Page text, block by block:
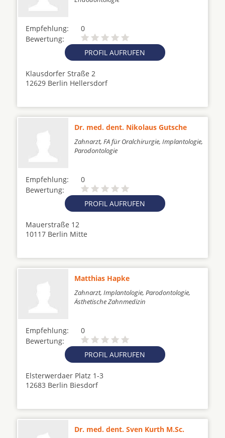
Empfehlung:
0
Bewertung:
PROFIL AUFRUFEN
Klausdorfer Straße 2
12629 Berlin Hellersdorf
Dr. med. dent. Nikolaus Gutsche
Zahnarzt, FA für Oralchirurgie, Implantologie,
Parodontologie
Empfehlung:
0
Bewertung:
PROFIL AUFRUFEN
Mauerstraße 12
10117 Berlin Mitte
Matthias Hapke
Zahnarzt, Implantologie, Parodontologie,
Ästhetische Zahnmedizin
Empfehlung:
0
Bewertung:
PROFIL AUFRUFEN
Elsterwerdaer Platz 1-3
12683 Berlin Biesdorf
Dr. med. dent. Sven Kurth M.Sc.